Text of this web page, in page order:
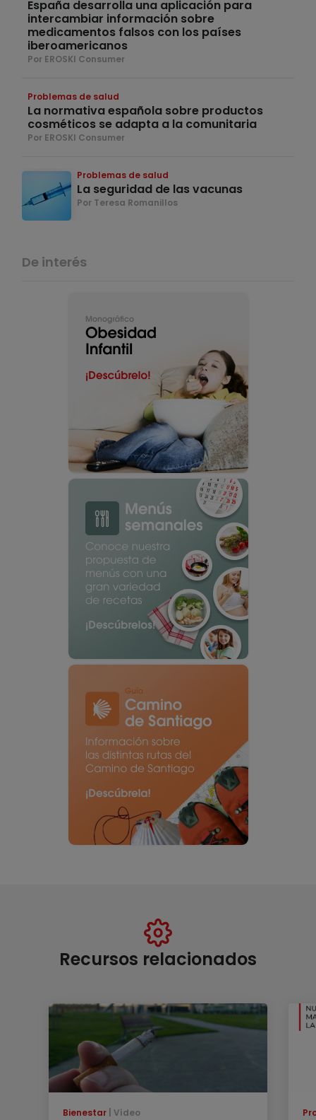
España desarrolla una aplicación para
intercambiar información sobre
medicamentos falsos con los países
iberoamericanos
Por EROSKI Consumer
Problemas de salud
La normativa española sobre productos
cosméticos se adapta a la comunitaria
Por EROSKI Consumer
Problemas de salud
La seguridad de las vacunas
Por Teresa Romanillos
De interés
Recursos relacionados
Bienestar Vídeo